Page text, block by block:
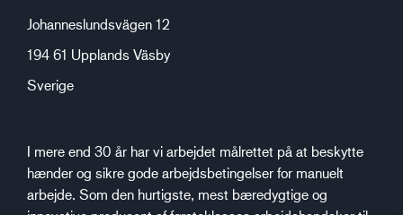
Johanneslundsvägen 12
194 61 Upplands Väsby
Sverige
I mere end 30 år har vi arbejdet målrettet på at beskytte
hænder og sikre gode arbejdsbetingelser for manuelt
arbejde. Som den hurtigste, mest bæredygtige og